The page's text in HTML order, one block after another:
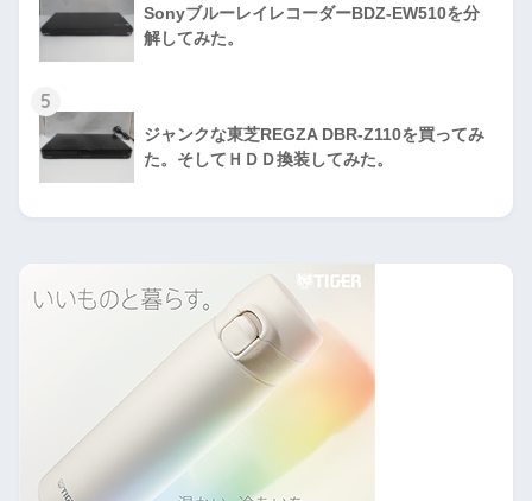
SonyブルーレイレコーダーBDZ-EW510を分
解してみた。
5
ジャンクな東芝REGZA DBR-Z110を買ってみ
た。そしてＨＤＤ換装してみた。